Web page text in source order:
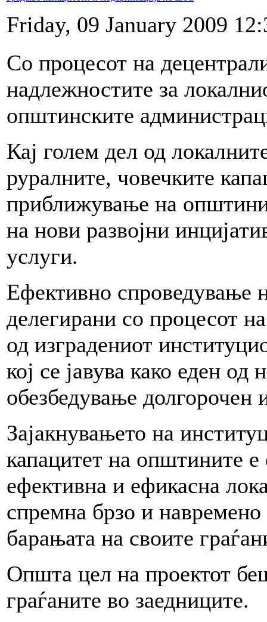
Friday, 09 January 2009
Со процесот на
надлежностите за
општинските
Кај голем дел од
руралните, човечките
приближување на
на нови развојни
услуги.
Ефективно спроведување
делегирани со процесот
од изградениот
кој се јавува како еден
обезбедување долгорочен
Зајакнувањето на
капацитет на општините е
ефективна и ефикасна
спремна брзо и
барањата на своите
Општа цел на проектот
граѓаните во заедниците.